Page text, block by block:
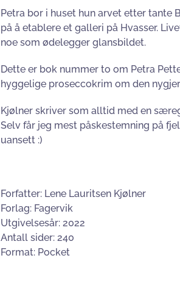
Petra bor i huset hun arvet etter tante
på å etablere et galleri på Hvasser.
noe som ødelegger glansbildet.
Dette er bok nummer to om Petra
hyggelige proseccokrim om den
Kjølner skriver som alltid med en
Selv får jeg mest påskestemning på
uansett :)
Forfatter: Lene Lauritsen Kjølner
Forlag: Fagervik
Utgivelsesår: 2022
Antall sider: 240
Format: Pocket